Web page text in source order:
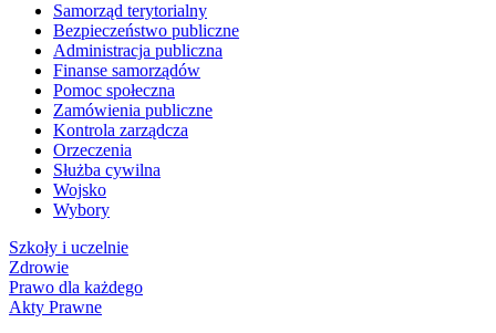
Samorząd terytorialny
Bezpieczeństwo publiczne
Administracja publiczna
Finanse samorządów
Pomoc społeczna
Zamówienia publiczne
Kontrola zarządcza
Orzeczenia
Służba cywilna
Wojsko
Wybory
Szkoły i uczelnie
Zdrowie
Prawo dla każdego
Akty Prawne